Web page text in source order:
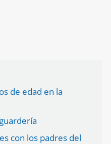
de edad en la
con los padres del